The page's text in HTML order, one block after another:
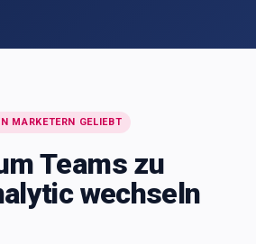
MARKETERN GELIEBT
Teams zu
wechseln